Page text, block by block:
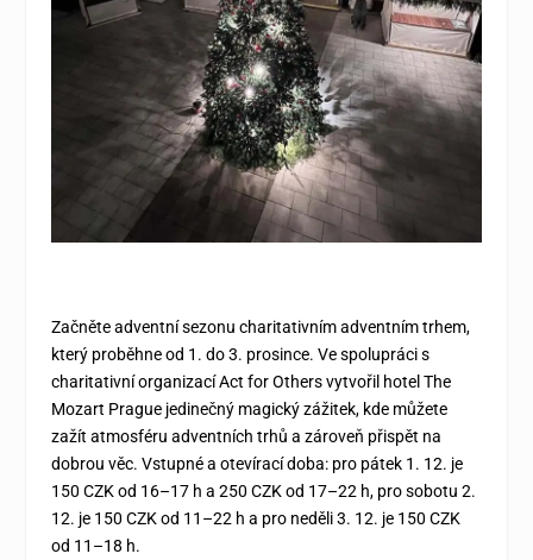
Začněte adventní sezonu charitativním adventním trhem,
který proběhne od 1. do 3. prosince. Ve spolupráci s
charitativní organizací Act for Others vytvořil hotel The
Mozart Prague jedinečný magický zážitek, kde můžete
zažít atmosféru adventních trhů a zároveň přispět na
dobrou věc. Vstupné a otevírací doba: pro pátek 1. 12. je
150 CZK od 16–17 h a 250 CZK od 17–22 h, pro sobotu 2.
12. je 150 CZK od 11–22 h a pro neděli 3. 12. je 150 CZK
od 11–18 h.